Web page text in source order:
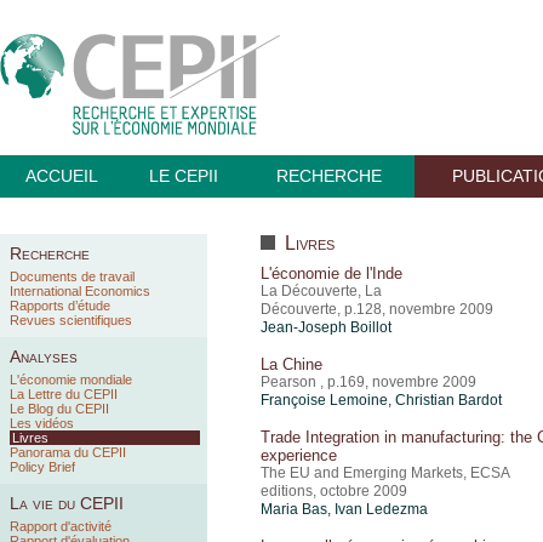
ACCUEIL LE CEPII RECHERCHE
Recherche
Documents de travail
International Economics
Rapports d’étude
Revues scientifiques
Analyses
L'économie mondiale
La Lettre du CEPII
Le Blog du CEPII
Les vidéos
Livres
Panorama du CEPII
Policy Brief
La vie du CEPII
Rapport d'activité
Livres
L'économie de l'Inde
La Découverte, La
Découverte, p.128, novembre 2009
Jean-Joseph Boillot
La Chine
Pearson , p.169, novembre 2009
Françoise Lemoine, Christian Bardot
Trade Integration in manufacturing: the
experience
The EU and Emerging Markets, ECSA
editions, octobre 2009
Maria Bas, Ivan Ledezma